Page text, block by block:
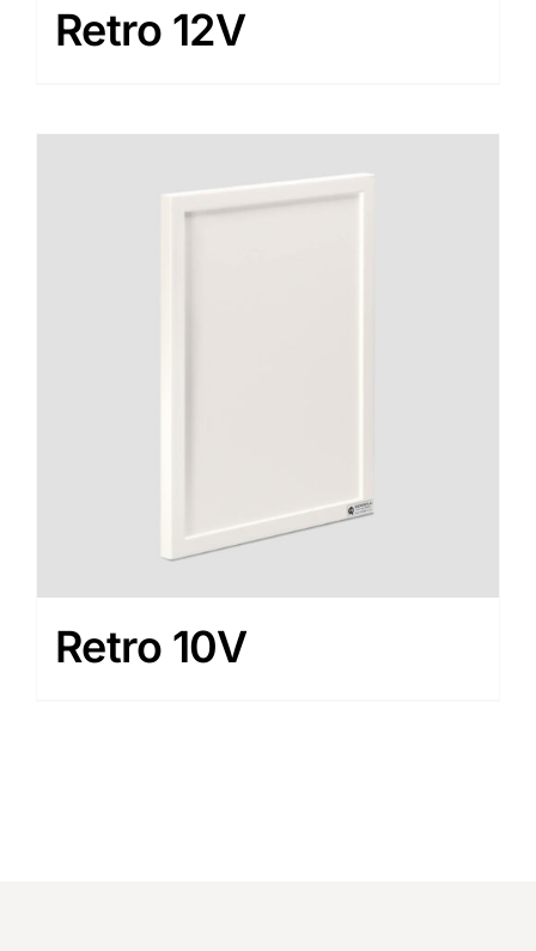
Retro 12V
Retro 10V